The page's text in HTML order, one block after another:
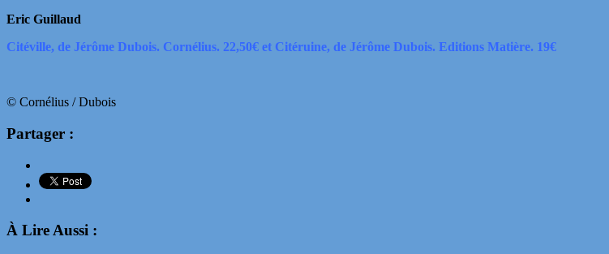
Eric Guillaud
Citéville, de Jérôme Dubois. Cornélius. 22,50€ et Citéruine, de Jérôme Dubois. Editions Matière. 19€
© Cornélius / Dubois
Partager :
À Lire Aussi :